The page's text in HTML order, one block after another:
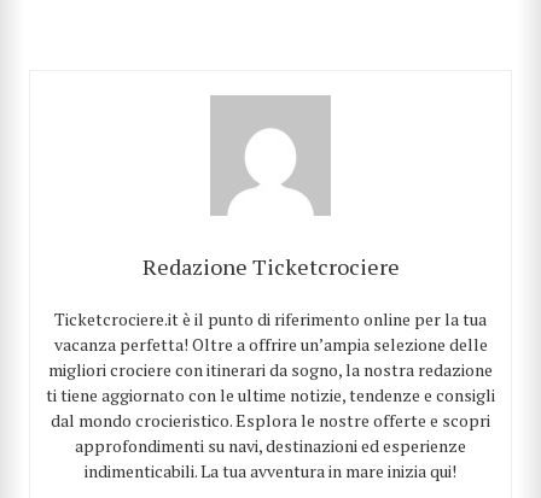
Redazione Ticketcrociere
Ticketcrociere.it è il punto di riferimento online per la tua
vacanza perfetta! Oltre a offrire un’ampia selezione delle
migliori crociere con itinerari da sogno, la nostra redazione
ti tiene aggiornato con le ultime notizie, tendenze e consigli
dal mondo crocieristico. Esplora le nostre offerte e scopri
approfondimenti su navi, destinazioni ed esperienze
indimenticabili. La tua avventura in mare inizia qui!